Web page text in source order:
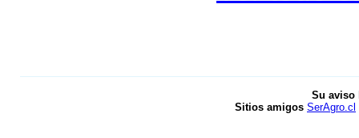
Su
Sitios amigos SerAgro.cl